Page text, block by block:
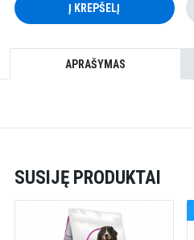
Į KREPŠELĮ
APRAŠYMAS
SUSIJĘ PRODUKTAI